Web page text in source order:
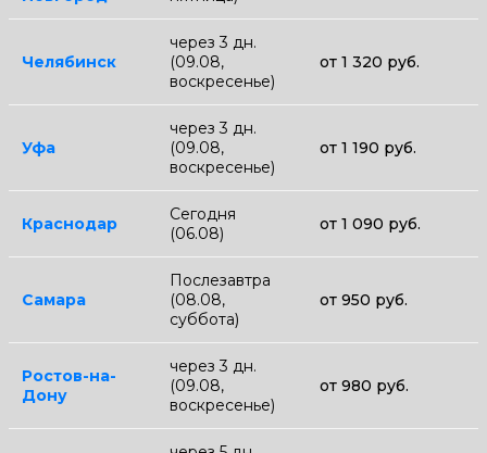
Челябинск
через 3 дн.
(09.08,
воскресенье)
от 1 320 руб.
Уфа
через 3 дн.
(09.08,
воскресенье)
от 1 190 руб.
Краснодар
Сегодня
(06.08)
от 1 090 руб.
Самара
Послезавтра
(08.08,
суббота)
от 950 руб.
Ростов-на-
Дону
через 3 дн.
(09.08,
воскресенье)
от 980 руб.